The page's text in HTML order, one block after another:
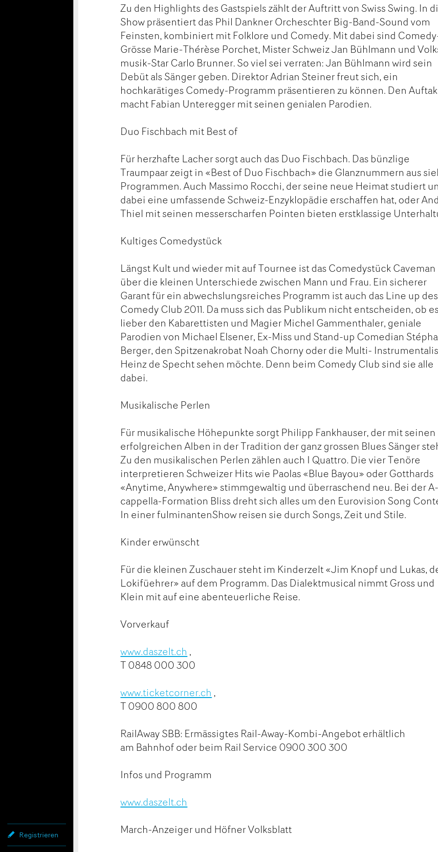
Registrieren
Zu den Highlights des Gastspiels zählt der Auftritt von Swiss Swing. In
Show präsentiert das Phil Dankner Orcheschter Big-Band-Sound vom
Feinsten, kombiniert mit Folklore und Comedy. Mit dabei sind
Grösse Marie-Thérèse Porchet, Mister Schweiz Jan Bühlmann und
musik-Star Carlo Brunner. So viel sei verraten: Jan Bühlmann wird sein
Debüt als Sänger geben. Direktor Adrian Steiner freut sich, ein
hochkarätiges Comedy-Programm präsentieren zu können. Den
macht Fabian Unteregger mit seinen genialen Parodien.
Duo Fischbach mit Best of
Für herzhafte Lacher sorgt auch das Duo Fischbach. Das bünzlige
Traumpaar zeigt in «Best of Duo Fischbach» die Glanznummern aus
Programmen. Auch Massimo Rocchi, der seine neue Heimat studiert
dabei eine umfassende Schweiz-Enzyklopädie erschaffen hat, oder
Thiel mit seinen messerscharfen Pointen bieten erstklassige
Kultiges Comedystück
Längst Kult und wieder mit auf Tournee ist das Comedystück Caveman
über die kleinen Unterschiede zwischen Mann und Frau. Ein sicherer
Garant für ein abwechslungsreiches Programm ist auch das Line up des
Comedy Club 2011. Da muss sich das Publikum nicht entscheiden, ob es
lieber den Kabarettisten und Magier Michel Gammenthaler, geniale
Parodien von Michael Elsener, Ex-Miss und Stand-up Comedian
Berger, den Spitzenakrobat Noah Chorny oder die Multi-
Heinz de Specht sehen möchte. Denn beim Comedy Club sind sie alle
dabei.
Musikalische Perlen
Für musikalische Höhepunkte sorgt Philipp Fankhauser, der mit seinen
erfolgreichen Alben in der Tradition der ganz grossen Blues Sänger
Zu den musikalischen Perlen zählen auch I Quattro. Die vier Tenöre
interpretieren Schweizer Hits wie Paolas «Blue Bayou» oder Gotthards
«Anytime, Anywhere» stimmgewaltig und überraschend neu. Bei der A-
cappella-Formation Bliss dreht sich alles um den Eurovision Song
In einer fulminantenShow reisen sie durch Songs, Zeit und Stile.
Kinder erwünscht
Für die kleinen Zuschauer steht im Kinderzelt «Jim Knopf und Lukas,
Lokifüehrer» auf dem Programm. Das Dialektmusical nimmt Gross und
Klein mit auf eine abenteuerliche Reise.
Vorverkauf
www.daszelt.ch ,
T 0848 000 300
www.ticketcorner.ch ,
T 0900 800 800
RailAway SBB: Ermässigtes Rail-Away-Kombi-Angebot erhältlich
am Bahnhof oder beim Rail Service 0900 300 300
Infos und Programm
www.daszelt.ch
March-Anzeiger und Höfner Volksblatt